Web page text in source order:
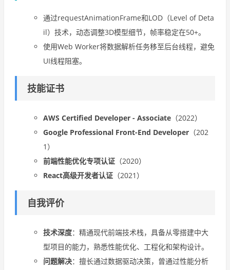
通过requestAnimationFrame和LOD（Level of Deta
il）技术，动态调整3D模型细节，帧率稳定在50+。
使用Web Worker将数据解析任务移至后台线程，避免
UI线程阻塞。
技能证书
AWS Certified Developer - Associate （2022）
Google Professional Front-End Developer （202
1）
前端性能优化专项认证 （2020）
React高级开发者认证 （2021）
自我评价
技术深度：精通现代前端技术栈，具备从零搭建中大
型项目的能力，熟悉性能优化、工程化和架构设计。
问题解决：擅长通过数据驱动决策，曾通过性能分析